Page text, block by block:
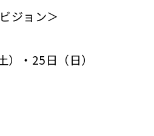
ジョン＞
・25日（日）